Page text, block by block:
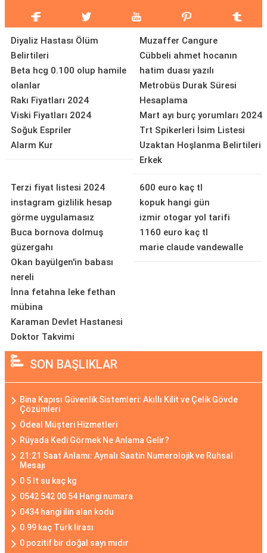
Diyaliz Hastası Ölüm
Belirtileri
Beta hcg 0.100 olup hamile
olanlar
Rakı Fiyatları 2024
Viski Fiyatları 2024
Soğuk Espriler
Alarm Kur
Muzaffer Cangure
Cübbeli ahmet hocanın
hatim duası yazılı
Metrobüs Durak Süresi
Hesaplama
Mart ayı burç yorumları 2024
Trt Spikerleri İsim Listesi
Uzaktan Hoşlanma Belirtileri
Erkek
Terzi fiyat listesi 2024
instagram gizlilik hesap
görme uygulamasız
Buca bornova dolmuş
güzergahı
Okan bayülgen'in babası
nereli
İnna fetahna leke fethan
mübina
Karaman Devlet Hastanesi
Doktor Takvimi
600 euro kaç tl
kopuk hangi gün
izmir otogar yol tarifi
1160 euro kaç tl
marie claude vandewalle
SON BAŞLIKLAR
Bina Kapısı Güvenlik Sistemleri: Akıllı Kilit ve Çelik Gövde
Çözümleri
Ödeal Müşteri Hizmetleri
Rüyada Kedi Görmek Ne Anlama Gelir?
21:21 Saat Anlamı: Aynalı Saatin Numerolojik ve Ruhsal
Mesajı
0 5 lt su kaç kg
0542 542 00 54 Hangi numara
0434 hangi ilin alan kodu
0.99 kaç Türk lirası
0 pozitif bir doğal sayı mıdır